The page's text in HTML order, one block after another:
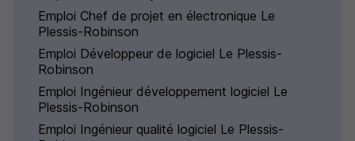
Emploi Chef de projet en électronique Le
Plessis-Robinson
Emploi Développeur de logiciel Le Plessis-
Robinson
Emploi Ingénieur développement logiciel Le
Plessis-Robinson
Emploi Ingénieur qualité logiciel Le Plessis-